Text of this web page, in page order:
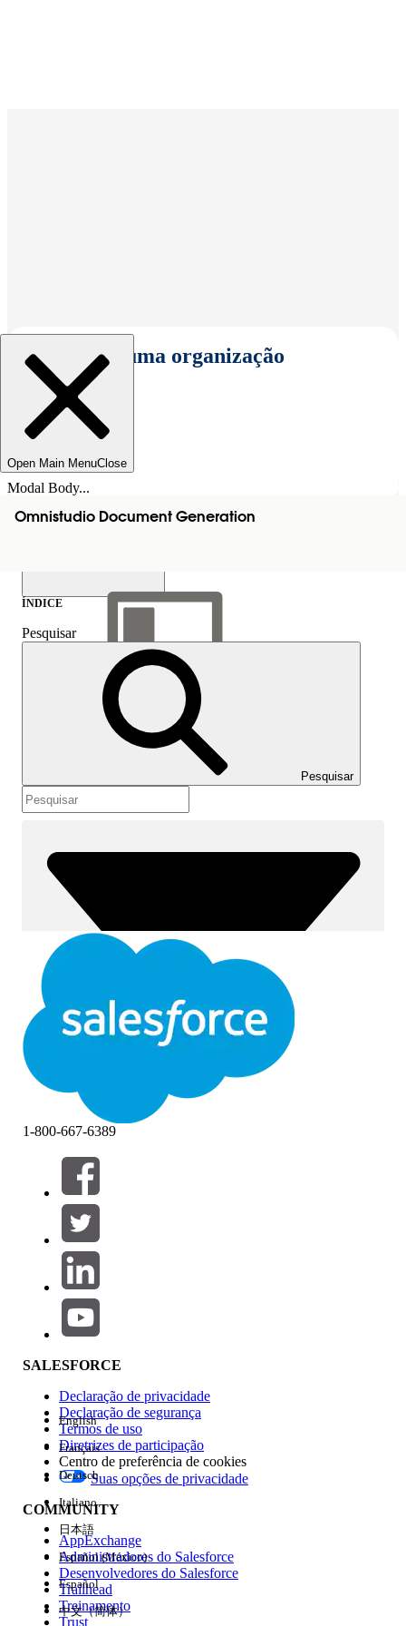
Selecionar uma organização
Open Main MenuClose
Modal Body...
Omnistudio Document Generation
Mostrar índice
Índice
ÍNDICE
Pesquisar
Pesquisar
Filtros (0)
SELECIONAR FILTROS
Área de produtos
Impacto do recurso
Edição
Experiência
1-800-667-6389
SALESFORCE
Declaração de privacidade
Declaração de segurança
Termos de uso
Diretrizes de participação
Centro de preferência de cookies
Suas opções de privacidade
COMMUNITY
AppExchange
Administradores do Salesforce
Desenvolvedores do Salesforce
Trailhead
Treinamento
Trust
English
Français
Deutsch
Italiano
日本語
Español (México)
Español
中文（简体）